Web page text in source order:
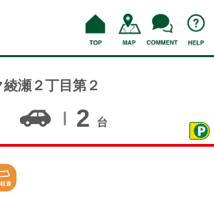
綾瀬２丁目第２
2 台